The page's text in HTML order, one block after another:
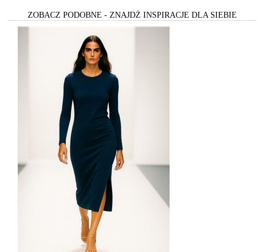
ZOBACZ PODOBNE - ZNAJDŻ INSPIRACJE DLA SIEBIE